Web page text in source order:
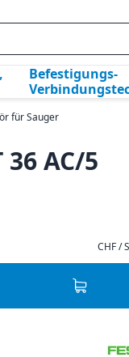
Befestigungs-
für Sauger
AC/5
CHF /